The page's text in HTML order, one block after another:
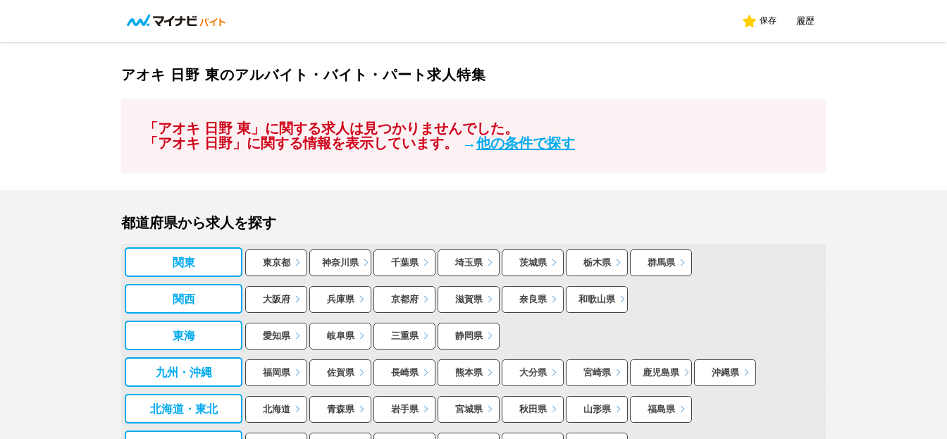
保存 履歴
アオキ 日野 東のアルバイト・バイト・パート求人特集
「アオキ 日野 東」に関する求人は見つかりませんでした。
「アオキ 日野」に関する情報を表示しています。
→他の条件で探す
都道府県から求人を探す
関東 東京都 神奈川県 千葉県 埼玉県 茨城県 栃木県 群馬県
関西 大阪府 兵庫県 京都府 滋賀県 奈良県 和歌山県
東海 愛知県 岐阜県 三重県 静岡県
九州・沖縄 福岡県 佐賀県 長崎県 熊本県 大分県 宮崎県 鹿児島県 沖縄県
北海道・東北 北海道 青森県 岩手県 宮城県 秋田県 山形県 福島県